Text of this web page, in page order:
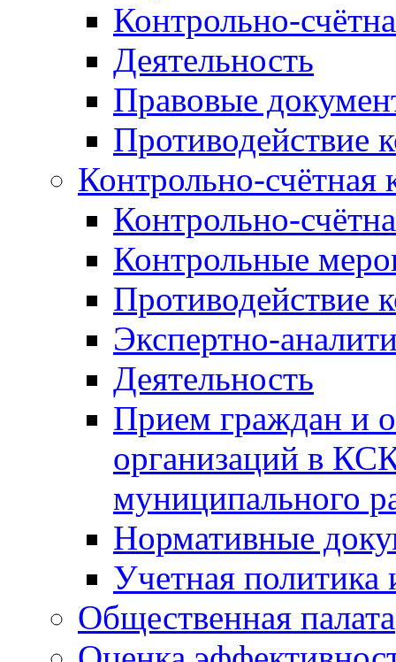
Контрольно-
Деятельность
Правовые
Противодействие
Контрольно-счётная
Контрольно-
Контрольные
Противодействие
Экспертно-
Деятельность
Прием граждан и
организаций в
муниципального
Нормативные
Учетная политика
Общественная палата